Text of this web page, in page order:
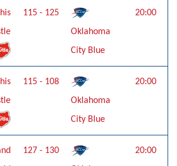
115 - 125
Oklahoma
City Blue
20:00
115 - 108
Oklahoma
City Blue
20:00
127 - 130 20:00